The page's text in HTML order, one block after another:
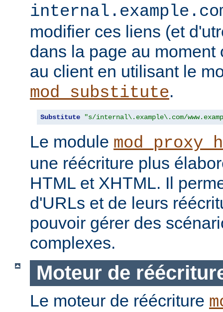
modifier ces liens (et
dans la page au moment
au client en utilisant le
mod_substitute.
Substitute "s/internal\.example\.com/
Le module
une réécriture plus
HTML et XHTML. Il
d'URLs et de leurs
pouvoir gérer des
complexes.
Moteur de
Le moteur de réécriture